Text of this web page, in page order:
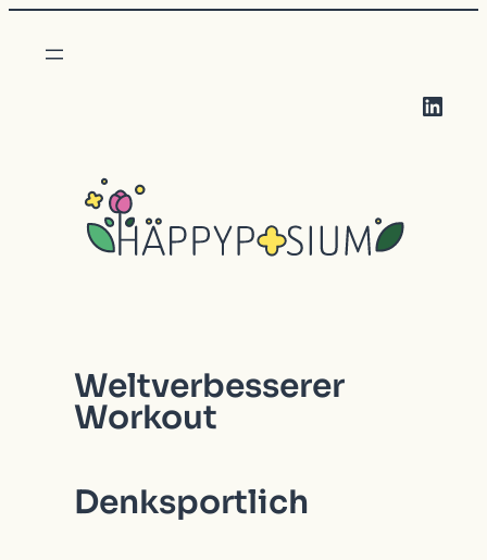
LinkedIn
Weltverbesserer
Workout
Denksportlich